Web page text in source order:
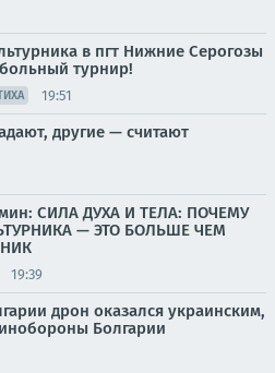
в пгт Нижние Серогозы
турнир!
19:51
другие — считают
СИЛА ДУХА И ТЕЛА: ПОЧЕМУ
— ЭТО БОЛЬШЕ ЧЕМ
19:39
дрон оказался украинским,
Болгарии